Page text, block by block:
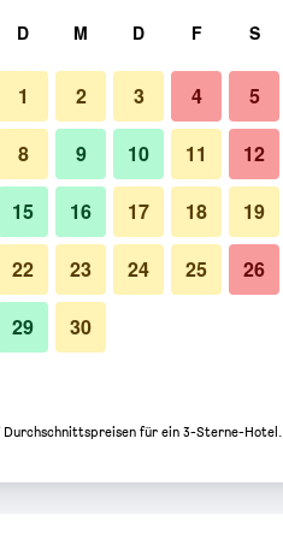
D M D F S
1 2 3 4 5
8 9 10 11 12
15 16 17 18 19
22 23 24 25 26
29 30
Durchschnittspreisen für ein 3-Sterne-Hotel.